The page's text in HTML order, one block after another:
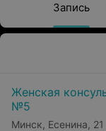
Запись
Женская
№5
Минск, Есенина, 21